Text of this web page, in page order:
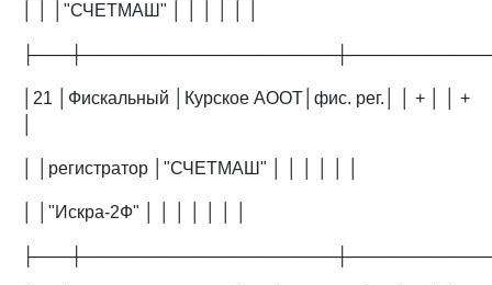
│ │ │"СЧЕТМАШ" │ │ │ │ │ │
│21 │Фискальный │Курское АООТ│фис. рег.│ │ + │ │ +
│ │регистратор │"СЧЕТМАШ" │ │ │ │ │ │
│ │"Искра-2Ф" │ │ │ │ │ │ │